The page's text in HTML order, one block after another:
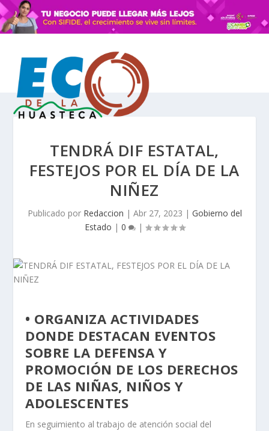
TENDRÁ DIF ESTATAL,
FESTEJOS POR EL DÍA DE LA
NIÑEZ
Publicado por Redaccion | Abr 27, 2023 | Gobierno del
Estado | 0 |
• ORGANIZA ACTIVIDADES
DONDE DESTACAN EVENTOS
SOBRE LA DEFENSA Y
PROMOCIÓN DE LOS DERECHOS
DE LAS NIÑAS, NIÑOS Y
ADOLESCENTES
En seguimiento al trabajo de atención social del